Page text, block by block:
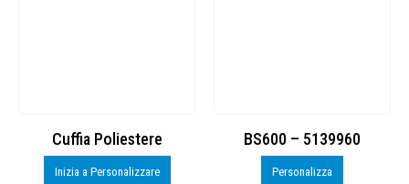
Cuffia Poliestere
Inizia a Personalizzare
BS600 – 5139960
Personalizza